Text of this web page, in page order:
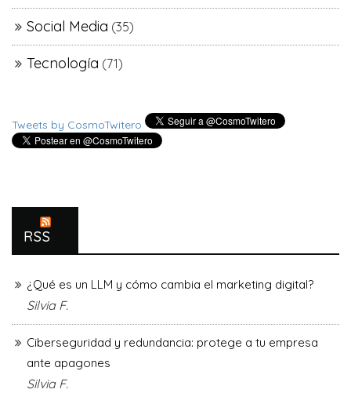
Social Media (35)
Tecnología (71)
Tweets by CosmoTwitero
RSS
¿Qué es un LLM y cómo cambia el marketing digital?
Silvia F.
Ciberseguridad y redundancia: protege a tu empresa
ante apagones
Silvia F.